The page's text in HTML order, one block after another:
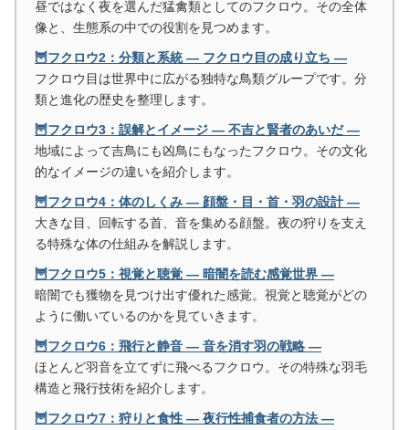
昼ではなく夜を選んだ猛禽類としてのフクロウ。その全体
像と、生態系の中での役割を見つめます。
🦉フクロウ2：分類と系統 ― フクロウ目の成り立ち ―
フクロウ目は世界中に広がる独特な鳥類グループです。分
類と進化の歴史を整理します。
🦉フクロウ3：誤解とイメージ ― 不吉と賢者のあいだ ―
地域によって吉鳥にも凶鳥にもなったフクロウ。その文化
的なイメージの違いを紹介します。
🦉フクロウ4：体のしくみ ― 顔盤・目・首・羽の設計 ―
大きな目、回転する首、音を集める顔盤。夜の狩りを支え
る特殊な体の仕組みを解説します。
🦉フクロウ5：視覚と聴覚 ― 暗闇を読む感覚世界 ―
暗闇でも獲物を見つけ出す優れた感覚。視覚と聴覚がどの
ように働いているのかを見ていきます。
🦉フクロウ6：飛行と静音 ― 音を消す羽の戦略 ―
ほとんど羽音を立てずに飛べるフクロウ。その特殊な羽毛
構造と飛行技術を紹介します。
🦉フクロウ7：狩りと食性 ― 夜行性捕食者の方法 ―